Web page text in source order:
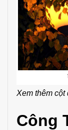
Xem thêm cột
Công